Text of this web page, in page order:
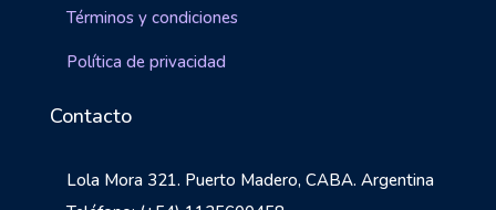
Términos y condiciones
Política de privacidad
Contacto
Lola Mora 321. Puerto Madero, CABA. Argentina